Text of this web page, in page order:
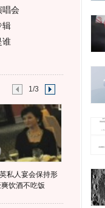
唱会
辑
谁
1/3
私人宴会保持形
饮酒不吃饭